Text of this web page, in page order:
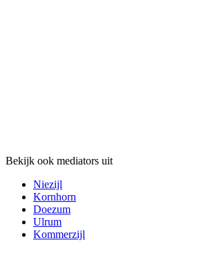
Bekijk ook mediators uit
Niezijl
Kornhorn
Doezum
Ulrum
Kommerzijl